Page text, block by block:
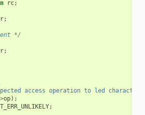
rc;
;
*/
;
access operation to led
op);
;